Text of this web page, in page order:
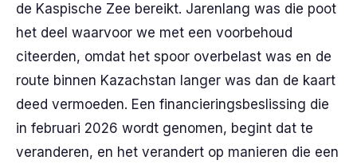
de Kaspische Zee bereikt. Jarenlang was die poot
het deel waarvoor we met een voorbehoud
citeerden, omdat het spoor overbelast was en de
route binnen Kazachstan langer was dan de kaart
deed vermoeden. Een financieringsbeslissing die
in februari 2026 wordt genomen, begint dat te
veranderen, en het verandert op manieren die een